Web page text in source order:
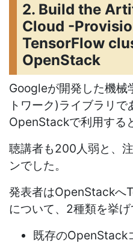
2. Build the
Cloud -
TensorFlow
OpenStack
Googleが開発した機械
トワーク)ライブラリ
OpenStackで利用する
聴講者も200人弱と、
ンでした。
発表者はOpenStackへ
について、2種類を挙げ
既存のOpenStack